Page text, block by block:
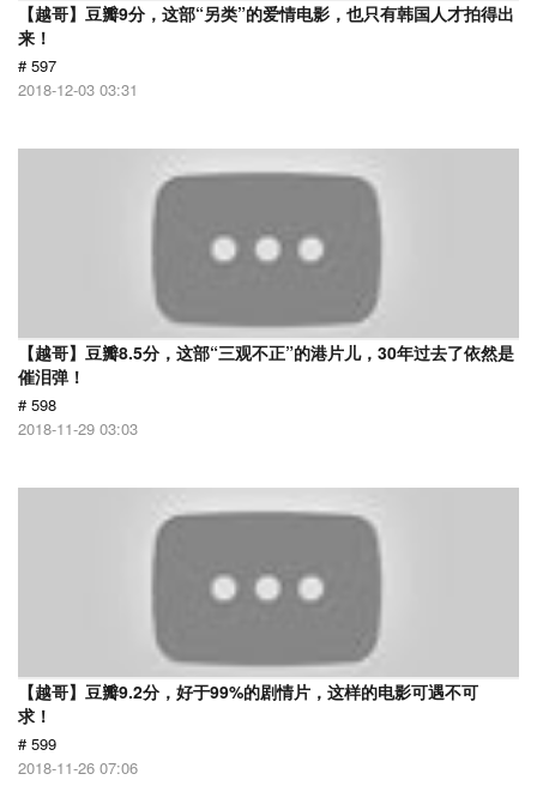
【越哥】豆瓣9分，这部“另类”的爱情电影，也只有韩国人才拍得出
来！
# 597
2018-12-03 03:31
【越哥】豆瓣8.5分，这部“三观不正”的港片儿，30年过去了依然是
催泪弹！
# 598
2018-11-29 03:03
【越哥】豆瓣9.2分，好于99%的剧情片，这样的电影可遇不可
求！
# 599
2018-11-26 07:06